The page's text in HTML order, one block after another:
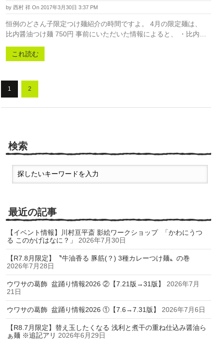
by 西村 祥 On 2017年3月30日 3:37 PM
恒例のどさん子限定つけ麺紹介の時間ですよ。 4月の限定麺は、
比内醤油つけ麺 750円 事前にいただいた情報によると、 ・比内…
これ読む
1 2
検索
最近の記事
【イベント情報】川村亘平斎 影絵ワークショップ 「かわにうつ
る このかげはなに？」
2026年7月30日
【R7.8月限定】〝牛油香る 豚筋(？) 3種カレーつけ麺〟の巻
2026年7月28日
ウワサの葛飾 盆踊り情報2026 ②【7.21版→31版】
2026年7月
21日
ウワサの葛飾 盆踊り情報2026 ①【7.6→7.31版】 2026年7月6日
【R8.7月限定】替え玉したくなる 浅利と煮干の重ね仕込み醤油ら
ぁ麺 ※追記アリ 2026年6月29日